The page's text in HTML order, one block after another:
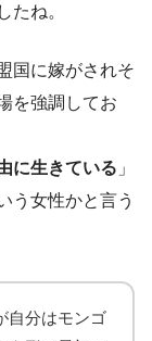
たね。
国に嫁がされそ
を強調してお
に生きている 」
う女性かと言う
自分はモンゴ